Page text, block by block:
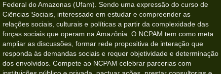
Federal do Amazonas (Ufam). Sendo uma expressão do curso de
Ciências Sociais, interessado em estudar e compreender as
relações sociais, culturais e políticas a partir da complexidade das
forças sociais que operam na Amazônia. O NCPAM tem como meta
ampliar as discussões, formar rede propositiva de interação que
responda às demandas sociais e requer objetividade e determinação
dos envolvidos. Compete ao NCPAM celebrar parcerias com